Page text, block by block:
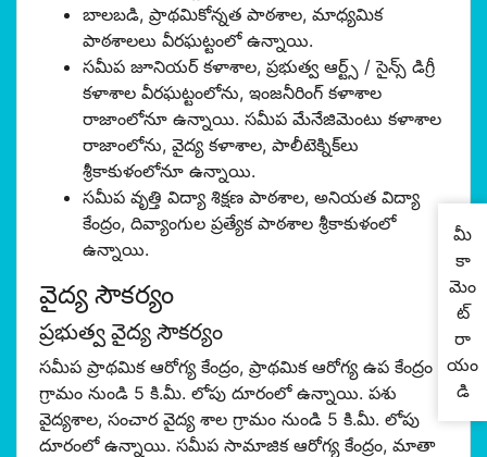
బాలబడి, ప్రాథమికోన్నత పాఠశాల, మాధ్యమిక
పాఠశాల‌లు వీరఘట్టంలో ఉన్నాయి.
సమీప జూనియర్ కళాశాల, ప్రభుత్వ ఆర్ట్స్ / సైన్స్ డిగ్రీ
కళాశాల వీరఘట్టంలోను, ఇంజనీరింగ్ కళాశాల
రాజాంలోనూ ఉన్నాయి. సమీప మేనేజిమెంటు కళాశాల
రాజాంలోను, వైద్య కళాశాల, పాలీటెక్నిక్‌లు
శ్రీకాకుళంలోనూ ఉన్నాయి.
సమీప వృత్తి విద్యా శిక్షణ పాఠశాల, అనియత విద్యా
కేంద్రం, దివ్యాంగుల ప్రత్యేక పాఠశాల శ్రీకాకుళంలో
ఉన్నాయి.
వైద్య సౌకర్యం
ప్రభుత్వ వైద్య సౌకర్యం
సమీప ప్రాథమిక ఆరోగ్య కేంద్రం, ప్రాథమిక ఆరోగ్య ఉప కేంద్రం
గ్రామం నుండి 5 కి.మీ. లోపు దూరంలో ఉన్నాయి. పశు
వైద్యశాల, సంచార వైద్య శాల గ్రామం నుండి 5 కి.మీ. లోపు
దూరంలో ఉన్నాయి. సమీప సామాజిక ఆరోగ్య కేంద్రం, మాతా
మీ
కా
మెం
ట్
రా
యం
డి